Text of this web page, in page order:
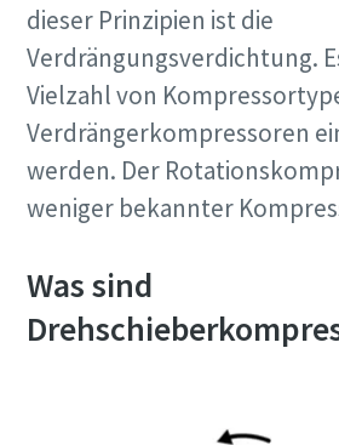
dieser Prinzipien ist die
Verdrängungsverdichtung.
Vielzahl von
Verdrängerkompressoren
werden. Der
weniger bekannter
Was sind
Nachname
E-Mail
Telefon
Weitere Informationen